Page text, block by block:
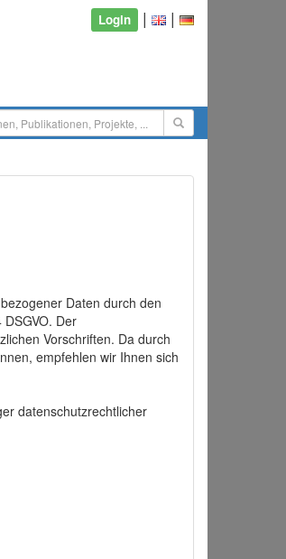
Login | |
Daten durch den
Der
Vorschriften. Da durch
empfehlen wir Ihnen sich
datenschutzrechtlicher